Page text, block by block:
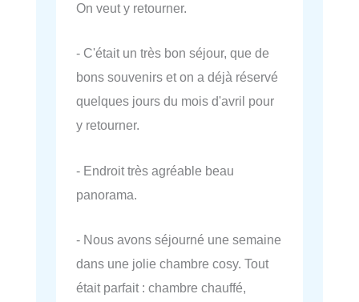
On veut y retourner.
- C'était un très bon séjour, que de
bons souvenirs et on a déjà réservé
quelques jours du mois d'avril pour
y retourner.
- Endroit très agréable beau
panorama.
- Nous avons séjourné une semaine
dans une jolie chambre cosy. Tout
était parfait : chambre chauffé,